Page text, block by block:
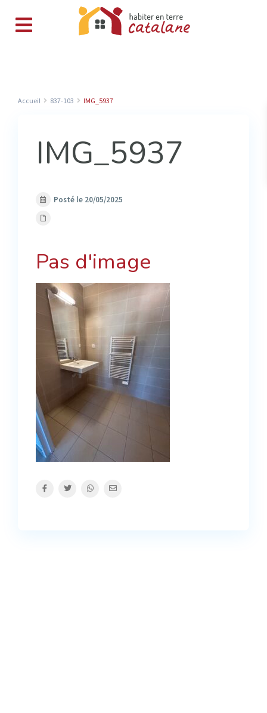
Accueil 837-103 IMG_5937
IMG_5937
Posté le 20/05/2025
Pas d'image